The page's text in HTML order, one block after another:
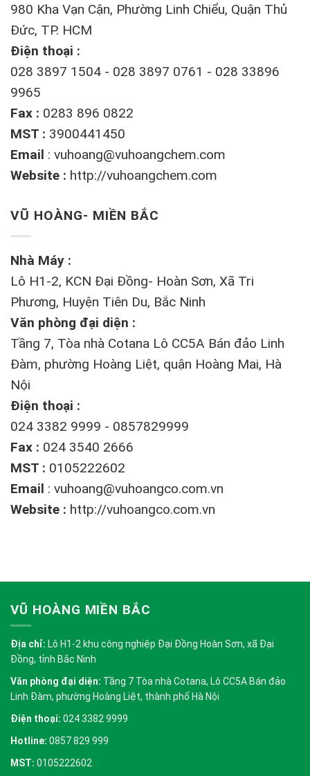
980 Kha Vạn Cận, Phường Linh Chiểu, Quận Thủ
Đức, TP. HCM
Điện thoại :
028 3897 1504 - 028 3897 0761 - 028 33896
9965
Fax : 0283 896 0822
MST : 3900441450
Email : vuhoang@vuhoangchem.com
Website : http://vuhoangchem.com
VŨ HOÀNG- MIỀN BẮC
Nhà Máy :
Lô H1-2, KCN Đại Đồng- Hoàn Sơn, Xã Tri
Phương, Huyện Tiên Du, Bắc Ninh
Văn phòng đại diện :
Tầng 7, Tòa nhà Cotana Lô CC5A Bán đảo Linh
Đàm, phường Hoàng Liệt, quận Hoàng Mai, Hà
Nội
Điện thoại :
024 3382 9999 - 0857829999
Fax : 024 3540 2666
MST : 0105222602
Email : vuhoang@vuhoangco.com.vn
Website : http://vuhoangco.com.vn
VŨ HOÀNG MIỀN BẮC
Địa chỉ: Lô H1-2 khu công nghiệp Đại Đồng Hoàn Sơn, xã Đại
Đồng, tỉnh Bắc Ninh
Văn phòng đại diện: Tầng 7 Tòa nhà Cotana, Lô CC5A Bán đảo
Linh Đàm, phường Hoàng Liệt, thành phố Hà Nội
Điện thoại: 024 3382 9999
Hotline: 0857 829 999
MST: 0105222602